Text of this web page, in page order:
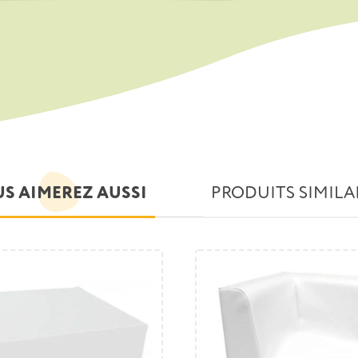
AIMEREZ AUSSI PRODUITS